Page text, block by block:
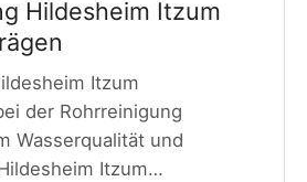
Hildesheim Itzum
Itzum
der Rohrreinigung
Wasserqualität und
Itzum…